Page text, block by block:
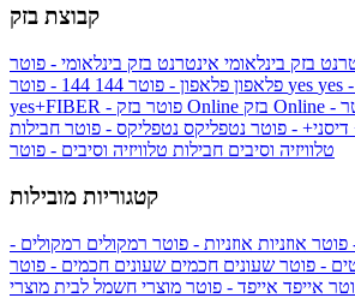
קבוצת בזק
בזק בינלאומי אינטרנט בזק בינלאומי - פוטר
פלאפון פלאפון - פוטר 144 yes
yes+FIBER - פוטר בזק Online
דיסני+ - פוטר נטפליקס נטפליקס - פוטר חבילות
טלוויזיה וסיבים חבילות טלוויזיה וסיבים - פוטר
קטגוריות מובילות
פוטר אוזניות אוזניות - פוטר רמקולים רמקולים -
- פוטר שעונים חכמים שעונים חכמים - פוטר
אייפד אייפד - פוטר מוצרי חשמל לבית מוצרי